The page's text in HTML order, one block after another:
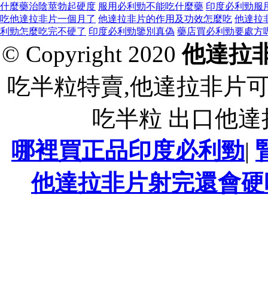
什麼藥治陰莖勃起硬度 服用必利勁不能吃什麼藥 印度必利勁服
吃他達拉非片一個月了 他達拉非片的作用及功效怎麼吃 他達拉
利勁怎麼吃完不硬了 印度必利勁鑒別真偽 藥店買必利勁要處方
© Copyright 2020他達拉
吃半粒特賣,他達拉非片
吃半粒 出口他
哪裡買正品印度必利勁|
他達拉非片射完還會